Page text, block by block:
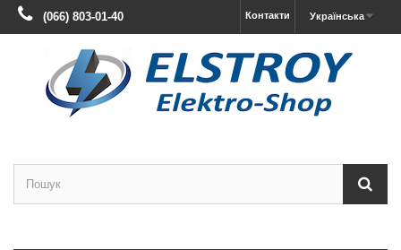
Українська
Контакти
(066) 803-01-40